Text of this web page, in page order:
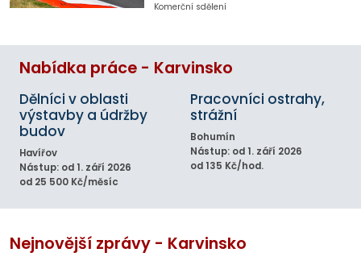
Komerční sdělení
Nabídka práce - Karvinsko
Dělníci v oblasti
výstavby a údržby
budov
Havířov
Nástup: od 1. září 2026
od 25 500 Kč/měsíc
Pracovníci ostrahy,
strážní
Bohumín
Nástup: od 1. září 2026
od 135 Kč/hod.
Nejnovější zprávy - Karvinsko